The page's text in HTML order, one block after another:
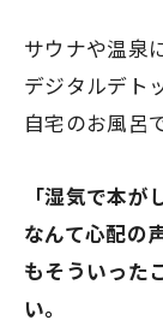
サウナや温泉
デジタルデト
自宅のお風呂
「湿気で本が
なんて心配の
もそういった
い。